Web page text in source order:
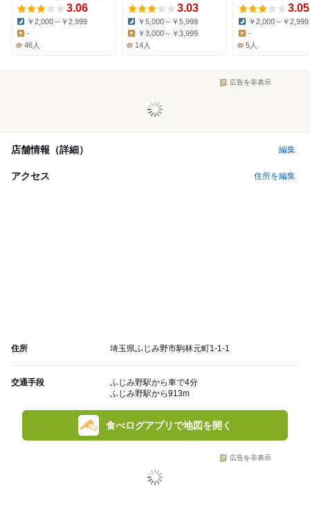
3.06
Dinner:
￥2,000～￥2,999
Lunch:
-
46人
3.03
Dinner:
￥5,000～￥5,999
Lunch:
￥3,000～￥3,999
14人
3.05
Dinner:
￥2,000～￥2,999
Lunch:
-
5人
広告を非表示
店舗情報（詳細） 編集
アクセス 住所を編集
住所 埼玉県ふじみ野市駒林元町1-1-1
交通手段
ふじみ野駅から車で4分
ふじみ野駅から913m
食べログアプリで地図を開く
広告を非表示